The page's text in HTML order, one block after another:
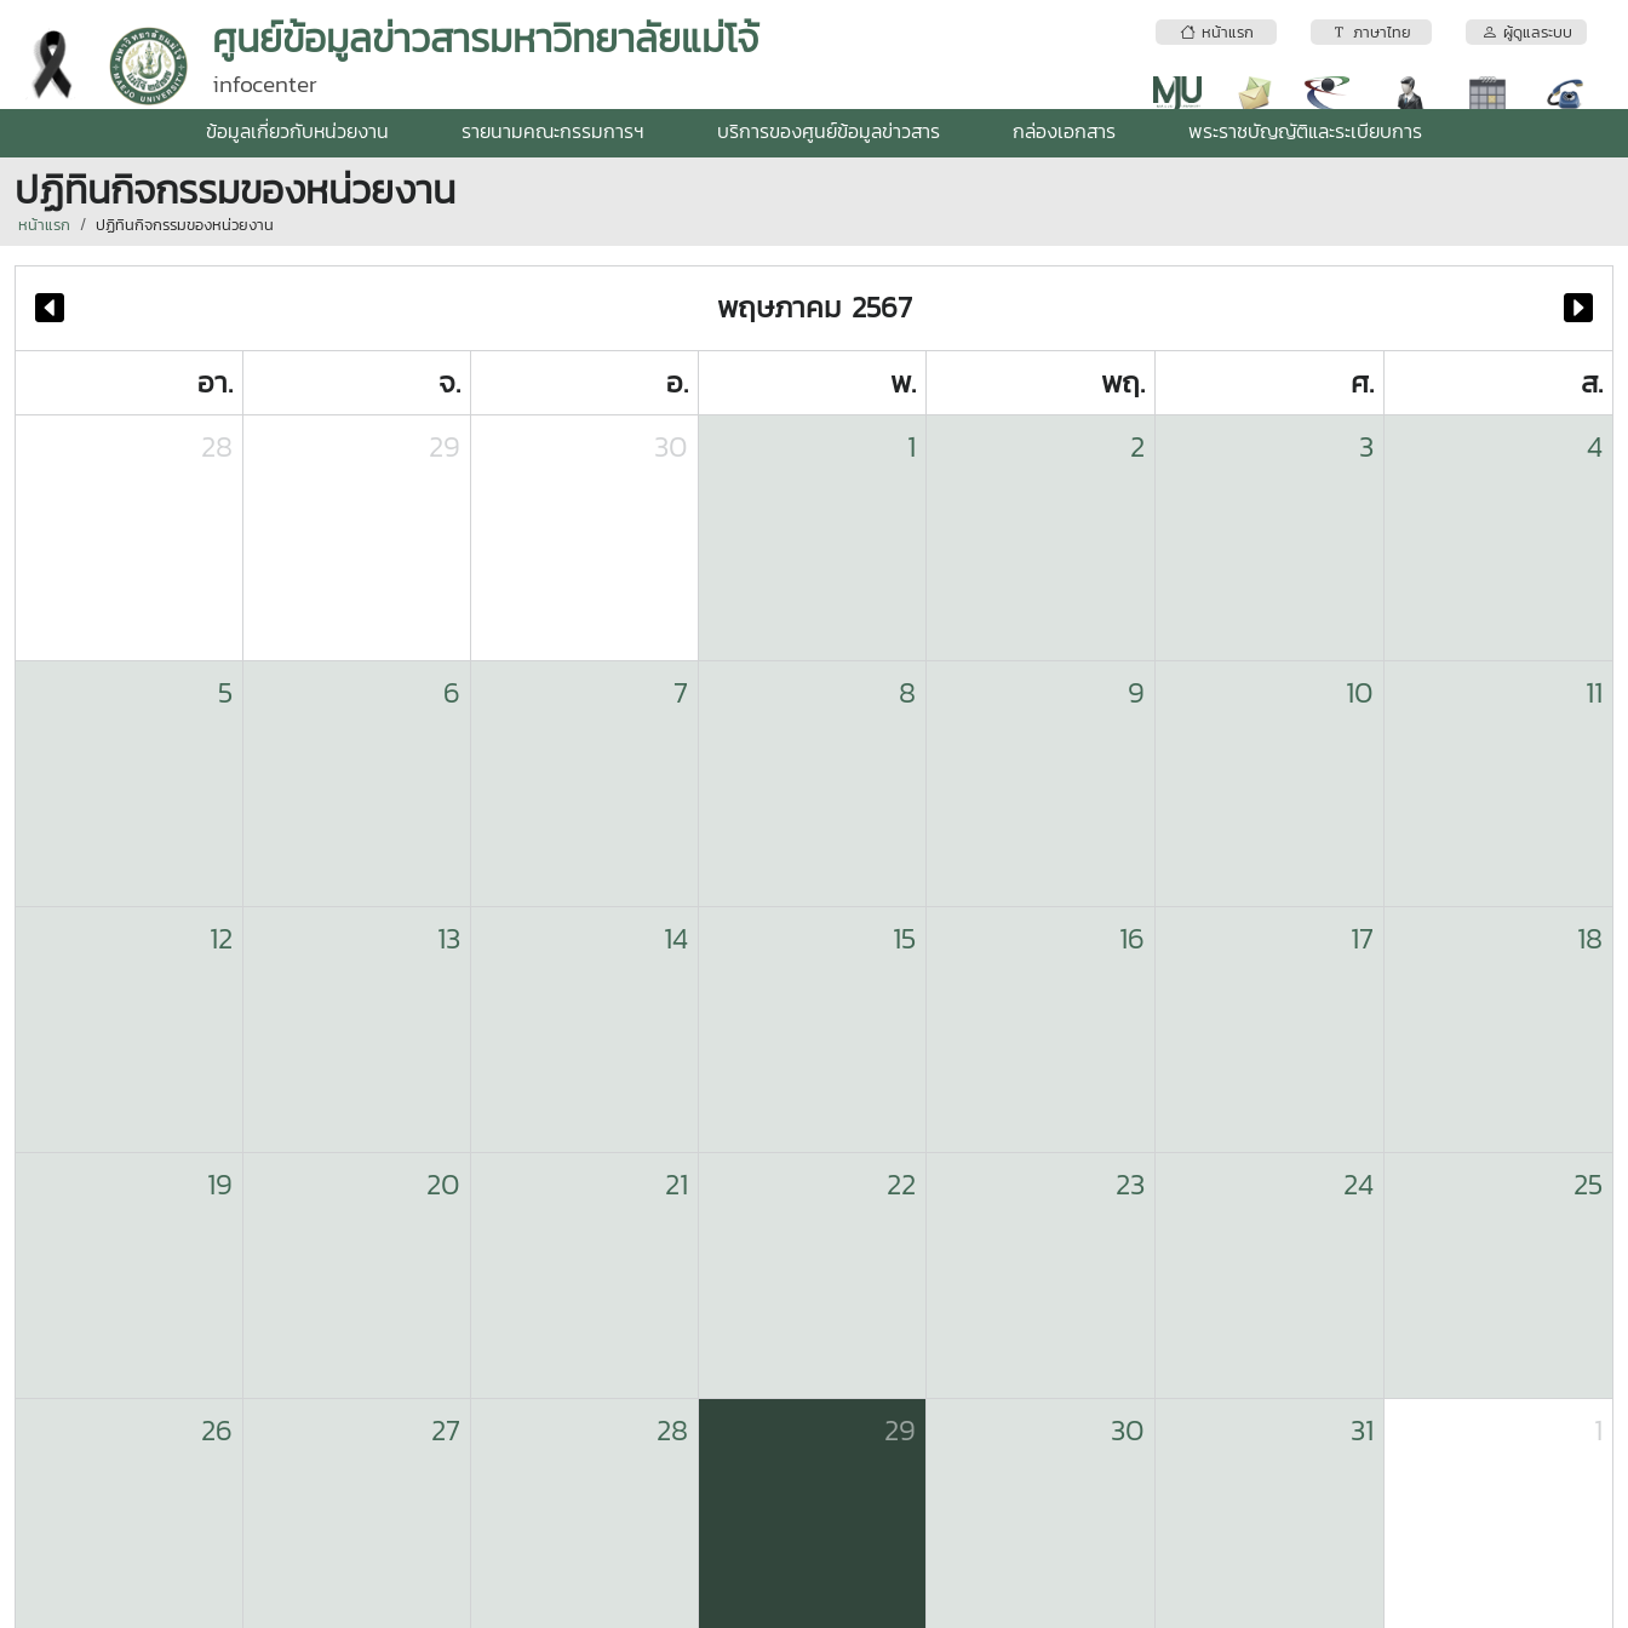
หน้าแรก ภาษาไทย ผู้ดูแลระบบ
ศูนย์ข้อมูลข่าวสารมหาวิทยาลัยแม่โจ้
infocenter
ข้อมูลเกี่ยวกับหน่วยงาน รายนามคณะกรรมการฯ บริการของศูนย์ข้อมูลข่าวสาร กล่องเอกสาร พระราชบัญญัติและระเบียบการ
ปฏิทินกิจกรรมของหน่วยงาน
หน้าแรก ปฏิทินกิจกรรมของหน่วยงาน
พฤษภาคม 2567
อา.
จ. อ. พ. พฤ. ศ.
ส.
28
29 30 1 2 3 4
5 6 7 8 9 10 11
12 13 14 15 16 17 18
19 20 21 22 23 24 25
26 27 28 29 30 31 1